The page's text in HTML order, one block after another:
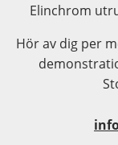
Elinchrom
Hör av dig per